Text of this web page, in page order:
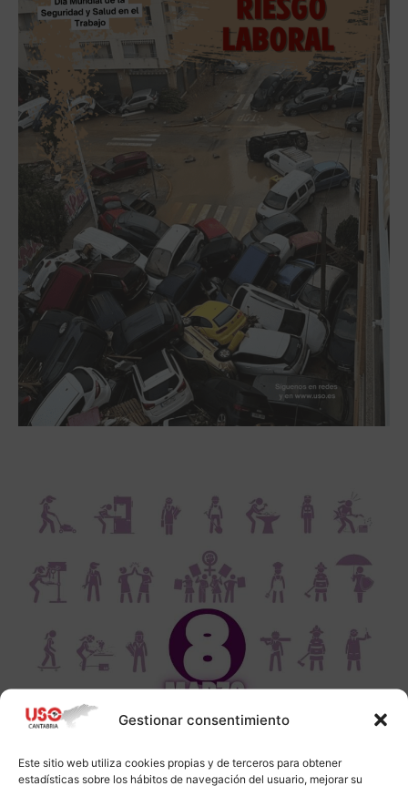
Gestionar consentimiento
Este sitio web utiliza cookies propias y de terceros para obtener
estadísticas sobre los hábitos de navegación del usuario, mejorar su